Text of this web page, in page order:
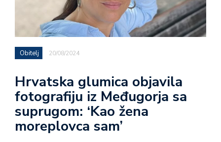
Obitelj 20/08/2024
Hrvatska glumica objavila
fotografiju iz Međugorja sa
suprugom: ‘Kao žena
moreplovca sam’